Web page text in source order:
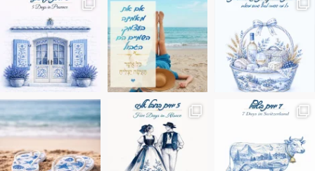
בחבל אלזס צרפת
בחופשה שבו הכל נהיה פשוט יותר. החול, הי